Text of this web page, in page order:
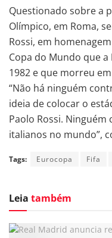
Questionado sobre a
Olímpico, em Roma,
Rossi, em
Copa do Mundo que
1982 e que morreu
“Não há ninguém
ideia de colocar o
Paolo Rossi.
italianos no mundo”,
Tags: Eurocopa Fifa
Leia também